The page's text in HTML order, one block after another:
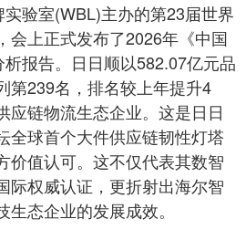
验室(WBL)主办的第23届世界
会上正式发布了2026年《中国
报告。日日顺以582.07亿元品
第239名，排名较上年提升4
应链物流生态企业。这是日日
全球首个大件供应链韧性灯塔
价值认可。这不仅代表其数智
际权威认证，更折射出海尔智
态企业的发展成效。